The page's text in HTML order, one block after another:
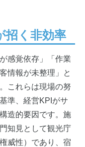
招く非効率
感覚依存」「作業
情報が未整理」と
これらは現場の努
準、経営KPIがサ
造的要因です。施
知見として観光庁
威性）であり、宿